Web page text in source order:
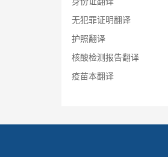
无犯罪证明翻译
护照翻译
核酸检测报告翻译
疫苗本翻译